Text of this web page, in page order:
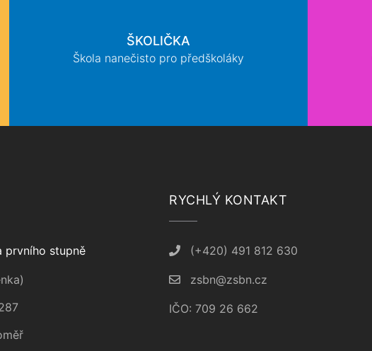
ŠKOLIČKA
Škola nanečisto pro předškoláky
prvního stupně
RYCHLÝ KONTAKT
(+420) 491 812 630
zsbn@zsbn.cz
IČO: 709 26 662